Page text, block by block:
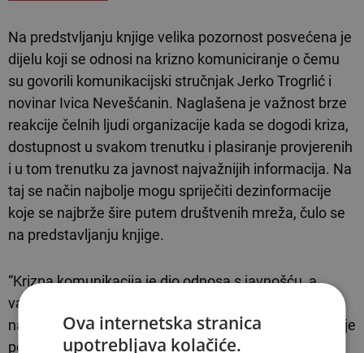
Na predstvljanju knjige velika pozornost posvećena je
dijelu koji se odnosi na krizno komuniciranje o čemu
su govorili komunikacijski stručnjak Jerko Trogrlić i
novinar Ivica Nevešćanin. Naglašena je važnost brze
reakcije čelnih ljudi organizacije kada se dogodi kriza,
dostupnost u svakom trenutku i plasiranje provjerenih
i u tom trenutku za javnost najvažnijih informacija. Na
taj se način najbolje mogu spriječiti dezinformacije
koje se najbrže šire putem društvenih mreža, čulo se
na predstavljanju knjige.
“Krizna komunikacija je dio odnosa s javnošću, a
važnost djelovanja službenika za odnose s javnošću
najviše dolazi do izražaja u kriznoj situaciji. Dugačak je
popis kriznih situacija koje mogu pogoditi jedinicu
Ova internetska stranica
upotrebljava kolačiće.